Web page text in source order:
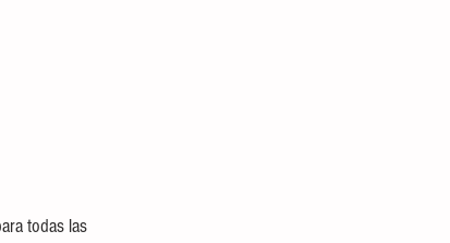
todas las